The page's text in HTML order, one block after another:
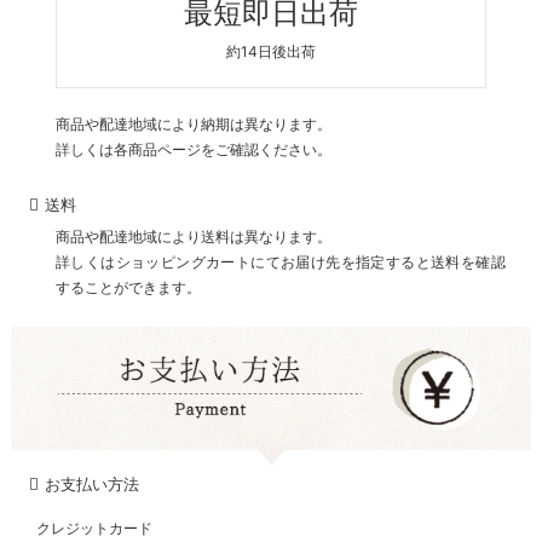
最短即日出荷
約14日後出荷
商品や配達地域により納期は異なります。
詳しくは各商品ページをご確認ください。
送料
商品や配達地域により送料は異なります。
詳しくはショッピングカートにてお届け先を指定すると送料を確認
することができます。
お支払い方法
クレジットカード